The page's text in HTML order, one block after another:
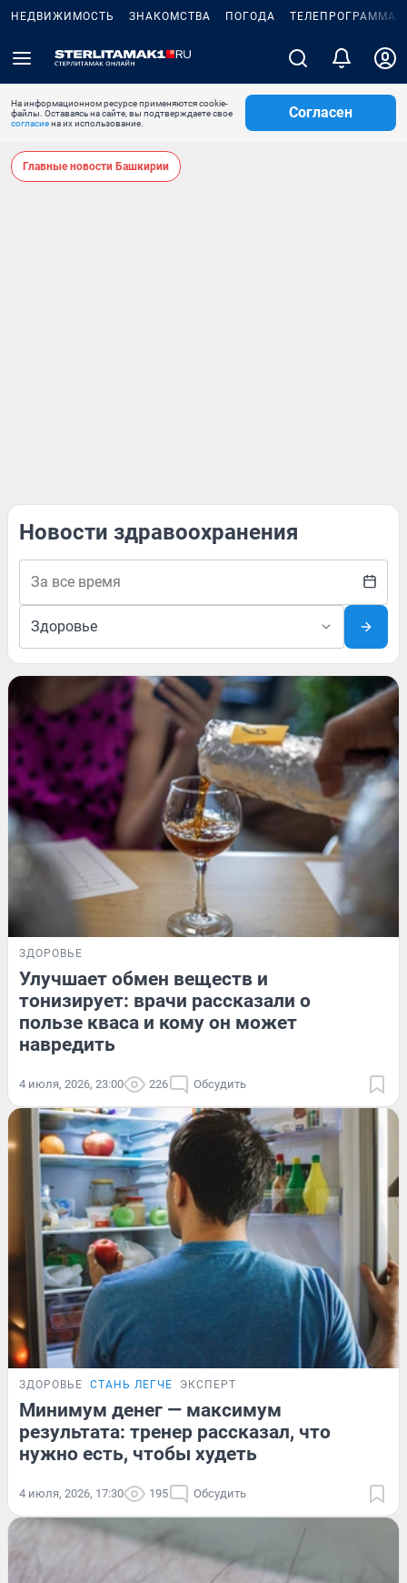
НЕДВИЖИМОСТЬ ЗНАКОМСТВА ПОГОДА ТЕЛЕПРОГРАММА
На информационном ресурсе применяются cookie-
файлы. Оставаясь на сайте, вы подтверждаете свое
согласиена их использование.
Согласен
Главные новости Башкирии
Новости здравоохранения
ЗДОРОВЬЕ
Улучшает обмен веществ и
тонизирует: врачи рассказали о
пользе кваса и кому он может
навредить
4 июля, 2026, 23:00 226 Обсудить
ЗДОРОВЬЕ СТАНЬ ЛЕГЧЕ ЭКСПЕРТ
Минимум денег — максимум
результата: тренер рассказал, что
нужно есть, чтобы худеть
4 июля, 2026, 17:30 195 Обсудить